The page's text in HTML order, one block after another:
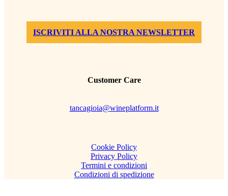
ISCRIVITI ALLA NOSTRA NEWSLETTER
Customer Care
tancagioia@wineplatform.it
Cookie Policy
Privacy Policy
Termini e condizioni
Condizioni di spedizione